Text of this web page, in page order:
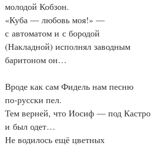
молодой Кобзон.
«Куба — любовь моя!» —
с автоматом и с бородой
(Накладной) исполнял заводным
баритоном он…
Вроде как сам Фидель нам песню
по‑русски пел.
Тем верней, что Иосиф — под Кастро
и был одет…
Не водилось ещё цветных